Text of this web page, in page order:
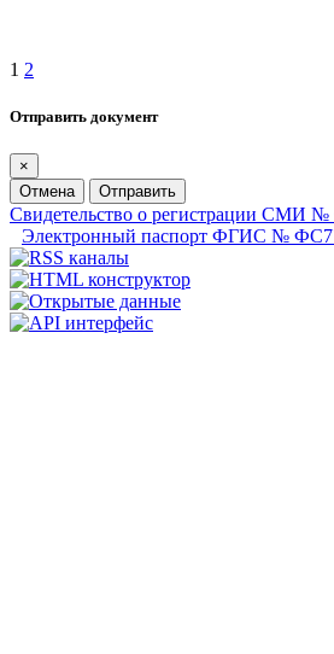
1 2
Отправить документ
×
Отмена
Отправить
Свидетельство о регистрации СМИ
Электронный паспорт ФГИС №